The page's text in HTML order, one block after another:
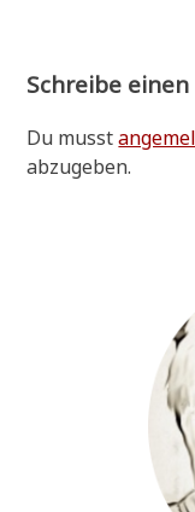
Schreibe
Du musst
abzugeben.